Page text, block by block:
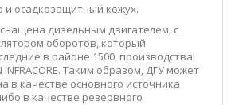
осадкозащитный кожух.
дизельным двигателем, с
оборотов, который
в районе 1500, производства
INFRACORE. Таким образом, ДГУ может
в качестве основного источника
в качестве резервного